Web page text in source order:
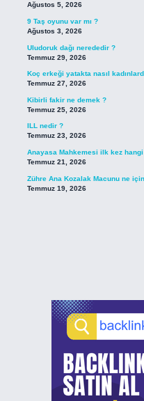
Ağustos 5, 2026
9 Taş oyunu var mı ?
Ağustos 3, 2026
Uludoruk dağı nerededir ?
Temmuz 29, 2026
Koç erkeği yatakta nasıl
Temmuz 27, 2026
Kibirli fakir ne demek ?
Temmuz 25, 2026
ILL nedir ?
Temmuz 23, 2026
Anayasa Mahkemesi ilk kez hangi
Temmuz 21, 2026
Zühre Ana Kozalak Macunu ne
Temmuz 19, 2026